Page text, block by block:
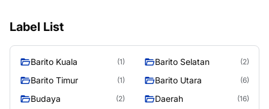
Label List
Barito Kuala (1) Barito Selatan (2)
Barito Timur (1) Barito Utara (6)
Budaya (2) Daerah (16)